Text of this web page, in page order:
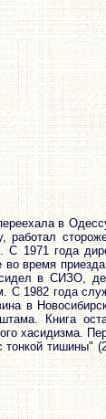
в
работал
С 1971 года
время
сидел в СИЗО,
С 1982 года
в
Книга
хасидизма.
тонкой тишины"